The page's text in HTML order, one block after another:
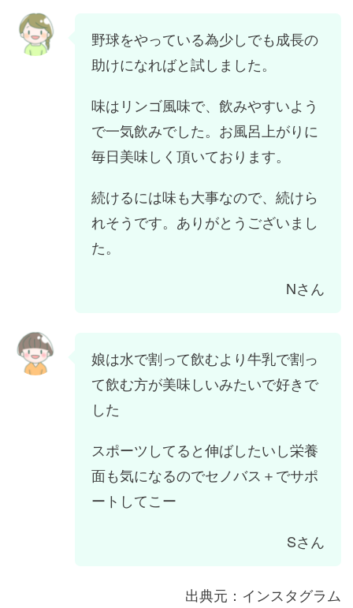
野球をやっている為少しでも成長の
助けになればと試しました。
味はリンゴ風味で、飲みやすいよう
で一気飲みでした。お風呂上がりに
毎日美味しく頂いております。
続けるには味も大事なので、続けら
れそうです。ありがとうございまし
た。
Nさん
娘は水で割って飲むより牛乳で割っ
て飲む方が美味しいみたいで好きで
した
スポーツしてると伸ばしたいし栄養
面も気になるのでセノバス＋でサポ
ートしてこー
Sさん
出典元：インスタグラム